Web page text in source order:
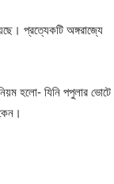
প্রত্যেকটি অঙ্গরাজ্যে
হলো- যিনি পপুলার ভোটে